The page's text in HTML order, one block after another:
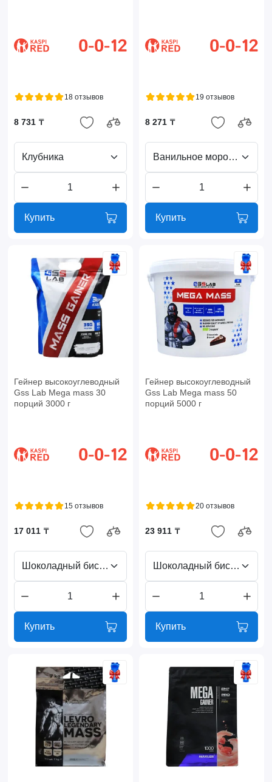
18 отзывов
8 731 ₸
Клубника
Купить
19 отзывов
8 271 ₸
Ванильное мороженое
Купить
Гейнер высокоуглеводный
Gss Lab Mega mass 30
порций 3000 г
15 отзывов
17 011 ₸
Шоколадный бисквит
Купить
Гейнер высокоуглеводный
Gss Lab Mega mass 50
порций 5000 г
20 отзывов
23 911 ₸
Шоколадный бисквит
Купить